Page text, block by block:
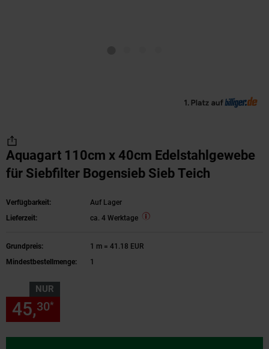
Aquagart 110cm x 40cm Edelstahlgewebe
für Siebfilter Bogensieb Sieb Teich
Verfügbarkeit:
Auf Lager
Lieferzeit:
ca. 4 Werktage
Grundpreis:
1 m = 41.18 EUR
Mindestbestellmenge:
1
NUR
45,30*